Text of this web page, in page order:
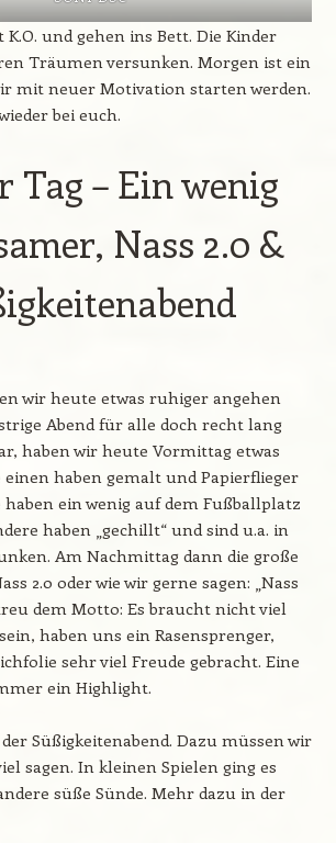
und gehen ins Bett. Die Kinder
Träumen versunken. Morgen ist ein
mit neuer Motivation starten werden.
bei euch.
Tag – Ein wenig
Nass 2.0 &
wir heute etwas ruhiger angehen
Abend für alle doch recht lang
haben wir heute Vormittag etwas
einen haben gemalt und Papierflieger
haben ein wenig auf dem Fußballplatz
haben „gechillt“ und sind u.a. in
Am Nachmittag dann die große
2.0 oder wie wir gerne sagen: „Nass
dem Motto: Es braucht nicht viel
haben uns ein Rasensprenger,
sehr viel Freude gebracht. Eine
ein Highlight.
Süßigkeitenabend. Dazu müssen wir
sagen. In kleinen Spielen ging es
süße Sünde. Mehr dazu in der